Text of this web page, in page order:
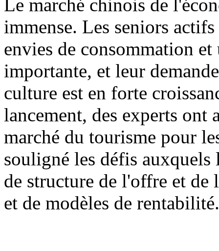
Le marché chinois de
immense. Les seniors
envies de consommation
importante, et leur
culture est en forte
lancement, des experts ont
marché du tourisme pour
souligné les défis auxquels
de structure de l'offre et
et de modèles de rentabilité.